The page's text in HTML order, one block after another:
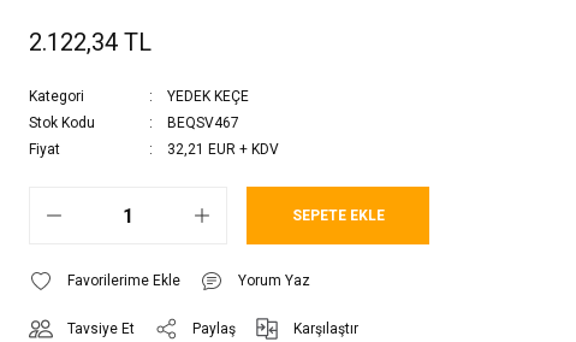
2.122,34 TL
Kategori
YEDEK KEÇE
Stok Kodu
BEQSV467
Fiyat
32,21 EUR + KDV
SEPETE EKLE
Yorum Yaz
Tavsiye Et Paylaş Karşılaştır